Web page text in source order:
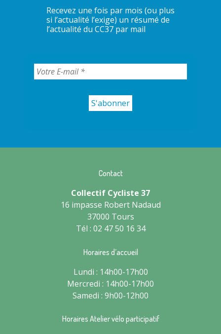
Recevez une fois par mois (ou plus
si l’actualité l’exige) un résumé de
l’actualité du CC37 par mail
Contact
Collectif Cycliste 37
16 impasse Robert Nadaud
37000 Tours
Tél : 02 47 50 16 34
Horaires d’accueil
Lundi : 14h00-17h00
Mercredi : 14h00-17h00
Samedi : 9h00-12h00
Horaires Atelier vélo participatif